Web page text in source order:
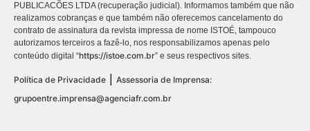
PUBLICACÕES LTDA (recuperação judicial). Informamos também que não
realizamos cobranças e que também não oferecemos cancelamento do
contrato de assinatura da revista impressa de nome ISTOÉ, tampouco
autorizamos terceiros a fazê-lo, nos responsabilizamos apenas pelo
conteúdo digital “https://istoe.com.br” e seus respectivos sites.
Política de Privacidade
Assessoria de Imprensa:
grupoentre.imprensa@agenciafr.com.br